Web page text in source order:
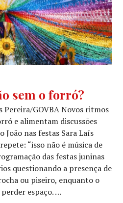
sem o forró?
Pereira/GOVBA Novos ritmos
e alimentam discussões
João nas festas Sara Laís
“isso não é música de
das festas juninas
questionando a presença de
ou piseiro, enquanto o
espaço. …